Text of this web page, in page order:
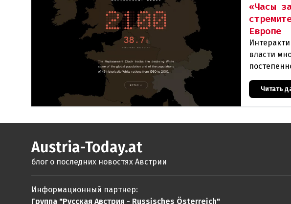
«Часы
Европе
власти
Читать
Austria-Today.at
блог о последних новостях Австрии
Информационный партнер:
Группа "Русская Австрия - Russisches Österreich"